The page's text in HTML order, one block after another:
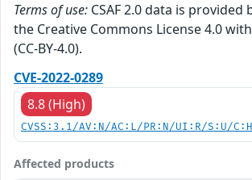
Terms of use: CSAF 2.0 data is provided
the Creative Commons License 4.0
(CC-BY-4.0).
CVE-2022-0289
8.8 (High)
CVSS:3.1/AV:N/AC:L/PR:N/UI:R/S:U/
Affected products